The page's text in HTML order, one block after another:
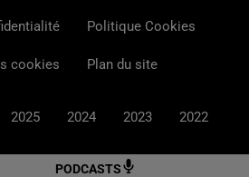
PODCASTS
Politique Cookies
cookies Plan du site
2025 2024 2023 2022